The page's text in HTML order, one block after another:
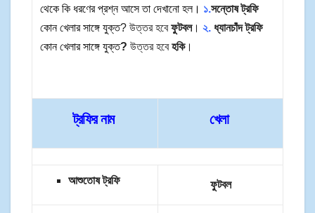
থেকে কি ধরণের প্রশ্ন আসে তা দেখানো হল। ১.সন্তোষ ট্রফি
কোন খেলার সাঙ্গে যুক্ত? উত্তর হবেফুটবল।২. ধ্যানচাঁদ ট্রফি
কোন খেলার সাঙ্গে যুক্ত?উত্তর হবেহকি।
ট্রফির নাম খেলা
আশুতোষ ট্রফি ফুটবল